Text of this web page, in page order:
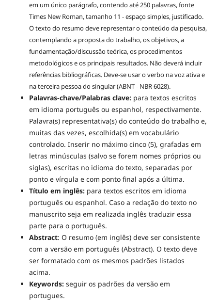
emum único parágrafo, contendo até 250 palavras, fonte
Times New Roman, tamanho 11 - espaço simples, justificado.
O texto do resumo deve representar o conteúdo da pesquisa,
contemplando a proposta do trabalho, os objetivos, a
fundamentação/discussão teórica, os procedimentos
metodológicos e os principais resultados. Não deverá incluir
referências bibliográficas. Deve-se usar o verbo na voz ativa e
na terceira pessoa do singular (ABNT - NBR 6028).
Palavras-chave/Palabras clave: para textos escritos
em idioma português ou espanhol, respectivamente.
Palavra(s) representativa(s) do conteúdo do trabalho e,
muitas das vezes, escolhida(s) em vocabulário
controlado. Inserir no máximo cinco (5), grafadas em
letras minúsculas (salvo se forem nomes próprios ou
siglas), escritas no idioma do texto, separadas por
ponto e vírgula e com ponto final após a última.
Título em inglês: para textos escritos em idioma
português ou espanhol. Caso a redação do texto no
manuscrito seja em realizada inglês traduzir essa
parte para o português.
Abstract: O resumo (em inglês) deve ser consistente
com a versão em português (Abstract). O texto deve
ser formatado com os mesmos padrões listados
acima.
Keywords:seguir os padrões da versão em
portugues.